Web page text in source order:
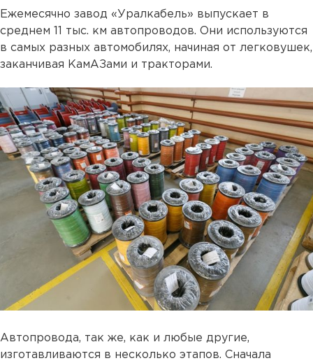
Ежемесячно завод «Уралкабель» выпускает в
среднем 11 тыс. км автопроводов. Они используются
в самых разных автомобилях, начиная от легковушек,
заканчивая КамАЗами и тракторами.
Автопровода, так же, как и любые другие,
изготавливаются в несколько этапов. Сначала